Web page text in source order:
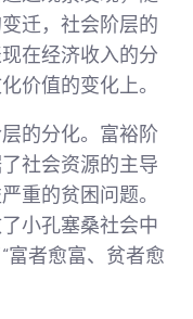
迁，社会阶层的
在经济收入的分
价值的变化上。
的分化。富裕阶
社会资源的主导
重的贫困问题。
小孔塞桑社会中
富者愈富、贫者愈